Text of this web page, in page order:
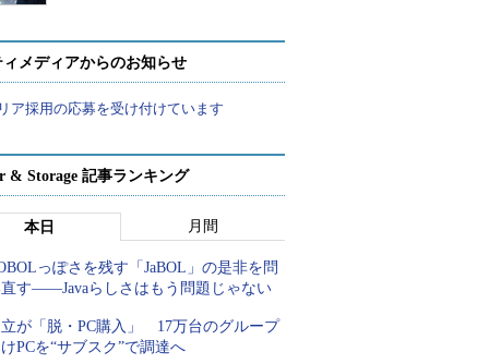
メディアからのお知らせ
ア採用の応募を受け付けています
& Storage 記事ランキング
本日 月間
っぽさを残す「JaBOL」の是非を問
す――Javaらしさはもう問題じゃない
が「脱・PC購入」 17万台のグループ
PCを“サブスク”で調達へ